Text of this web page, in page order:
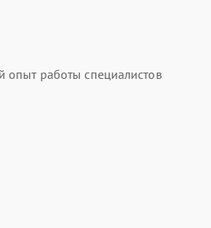
опыт работы специалистов